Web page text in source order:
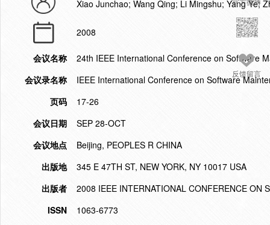
反馈留言
Xiao Junchao; Wang Qing; Li Mingshu; Yang Ye;
2008
会议名称
24th IEEE International Conference on Software
会议录名称
IEEE International Conference on Software
页码
17-26
会议日期
SEP 28-OCT
会议地点
Beijing, PEOPLES R CHINA
出版地
345 E 47TH ST, NEW YORK, NY 10017 USA
出版者
2008 IEEE INTERNATIONAL CONFERENCE ON
ISSN
1063-6773